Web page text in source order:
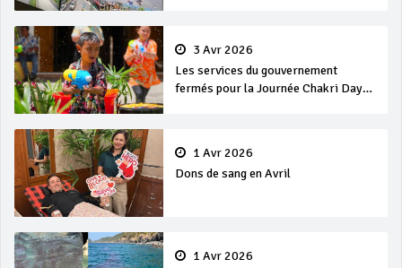
3 Avr 2026
Les services du gouvernement
fermés pour la Journée Chakri Day
1 Avr 2026
Dons de sang en Avril
1 Avr 2026